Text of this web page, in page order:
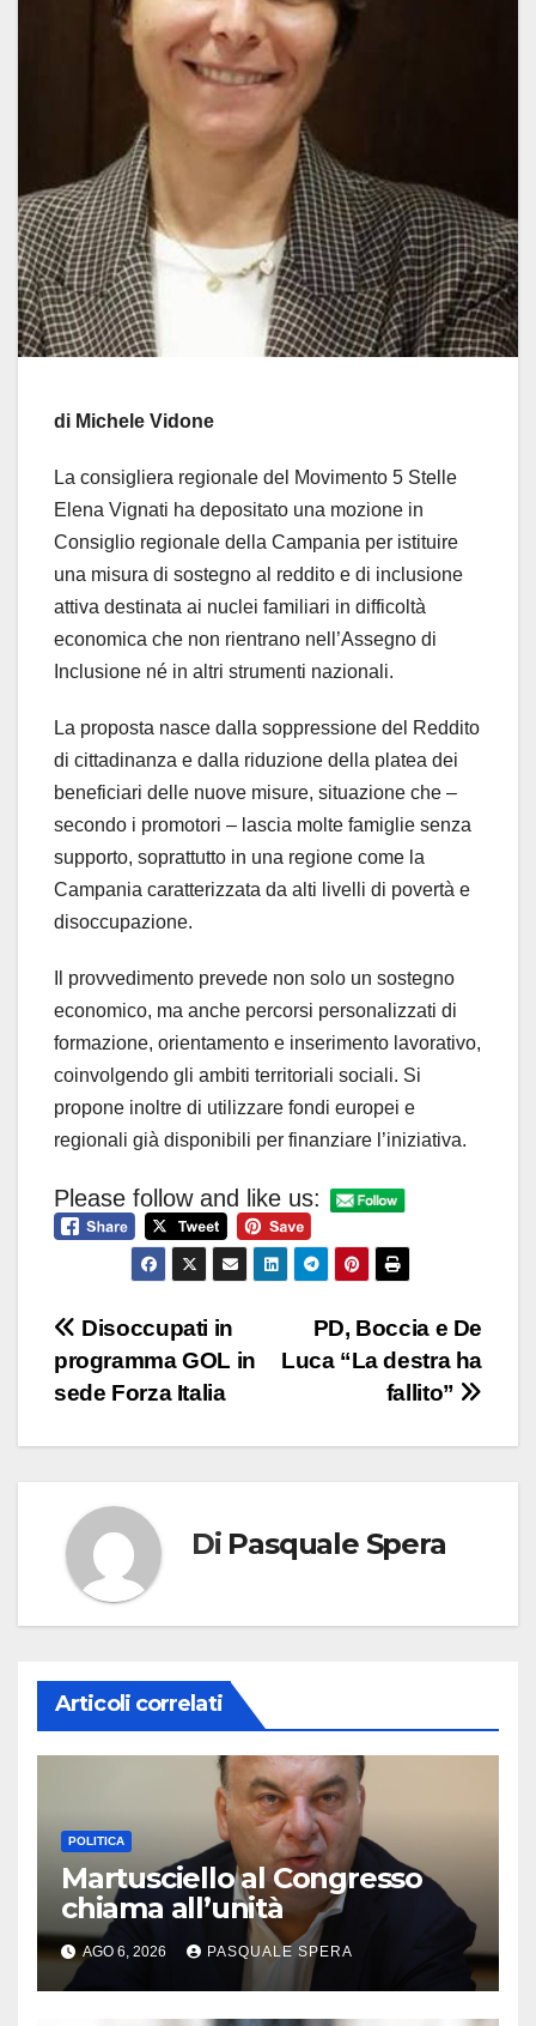
di Michele Vidone
La consigliera regionale del Movimento 5 Stelle
Elena Vignati ha depositato una mozione in
Consiglio regionale della Campania per istituire
una misura di sostegno al reddito e di inclusione
attiva destinata ai nuclei familiari in difficoltà
economica che non rientrano nell’Assegno di
Inclusione né in altri strumenti nazionali.
La proposta nasce dalla soppressione del Reddito
di cittadinanza e dalla riduzione della platea dei
beneficiari delle nuove misure, situazione che –
secondo i promotori – lascia molte famiglie senza
supporto, soprattutto in una regione come la
Campania caratterizzata da alti livelli di povertà e
disoccupazione.
Il provvedimento prevede non solo un sostegno
economico, ma anche percorsi personalizzati di
formazione, orientamento e inserimento lavorativo,
coinvolgendo gli ambiti territoriali sociali. Si
propone inoltre di utilizzare fondi europei e
regionali già disponibili per finanziare l’iniziativa.
Please follow and like us:
Navigazione
articoli
PD, Boccia e De
Luca “La destra ha
fallito”
Disoccupati in
programma GOL in
sede Forza Italia
Di Pasquale Spera
Articoli correlati
POLITICA
Martusciello al Congresso
chiama all’unità
AGO 6, 2026 PASQUALE SPERA